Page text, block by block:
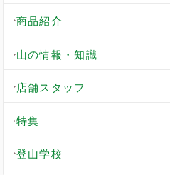
商品紹介
山の情報・知識
店舗スタッフ
特集
登山学校